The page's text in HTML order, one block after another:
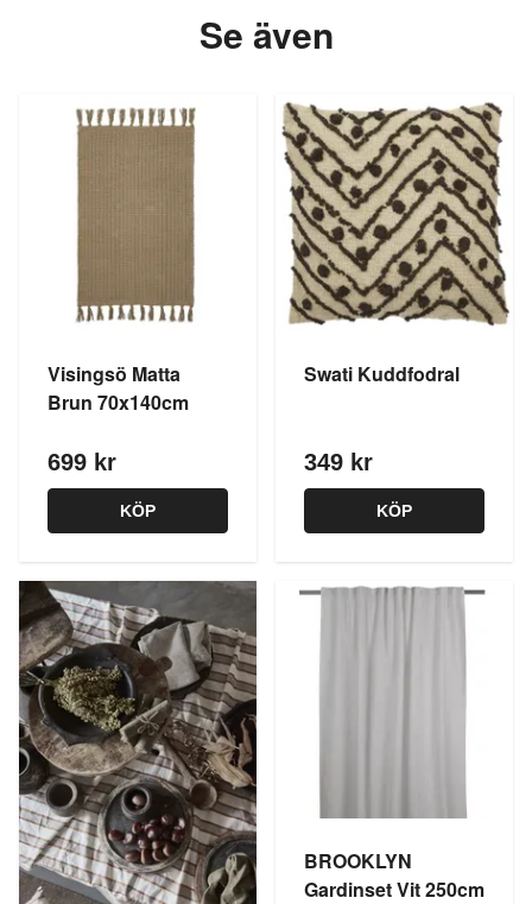
Se även
Visingsö Matta
Brun 70x140cm
699 kr
KÖP
Swati Kuddfodral
349 kr
KÖP
BROOKLYN
Gardinset Vit 250cm